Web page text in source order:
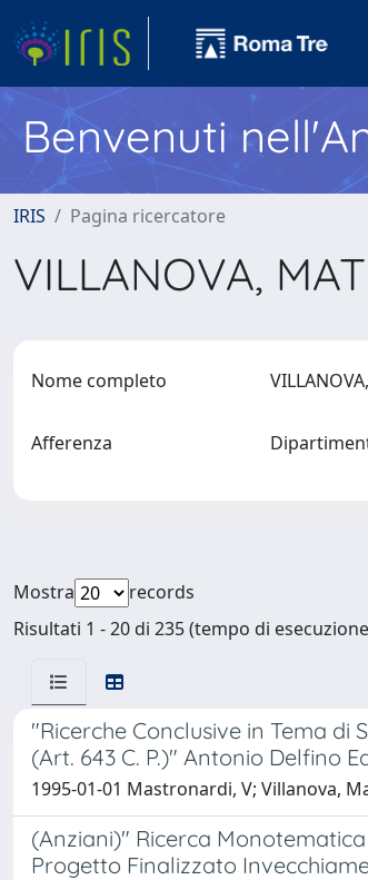
Benvenuti
IRIS Pagina ricercatore
VILLANOVA,
Nome completo
Afferenza
Mostra
records
Risultati 1 - 20 di 235 (tempo di
"Ricerche Conclusive in Tema
(Art. 643 C. P.)" Antonio Delfino
1995-01-01 Mastronardi, V; Villanova,
(Anziani)" Ricerca
Progetto Finalizzato